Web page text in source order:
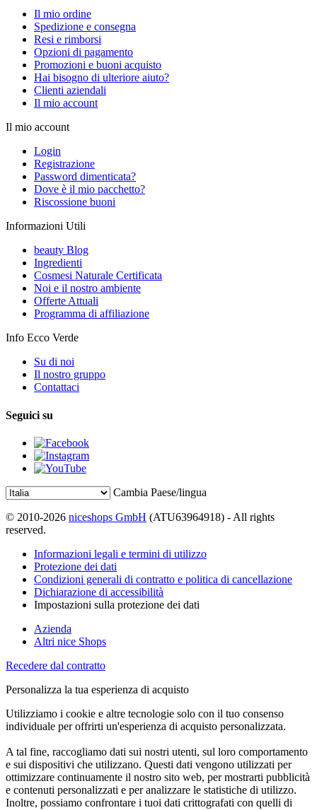
Il mio ordine
Spedizione e consegna
Resi e rimborsi
Opzioni di pagamento
Promozioni e buoni acquisto
Hai bisogno di ulteriore aiuto?
Clienti aziendali
Il mio account
Il mio account
Login
Registrazione
Password dimenticata?
Dove è il mio pacchetto?
Riscossione buoni
Informazioni Utili
beauty Blog
Ingredienti
Cosmesi Naturale Certificata
Noi e il nostro ambiente
Offerte Attuali
Programma di affiliazione
Info Ecco Verde
Su di noi
Il nostro gruppo
Contattaci
Seguici su
Cambia Paese/lingua
© 2010-2026 niceshops GmbH (ATU63964918) - All rights
reserved.
Informazioni legali e termini di utilizzo
Protezione dei dati
Condizioni generali di contratto e politica di cancellazione
Dichiarazione di accessibilità
Impostazioni sulla protezione dei dati
Azienda
Altri nice Shops
Recedere dal contratto
Personalizza la tua esperienza di acquisto
Utilizziamo i cookie e altre tecnologie solo con il tuo consenso
individuale per offrirti un'esperienza di acquisto personalizzata.
A tal fine, raccogliamo dati sui nostri utenti, sul loro comportamento
e sui dispositivi che utilizzano. Questi dati vengono utilizzati per
ottimizzare continuamente il nostro sito web, per mostrarti pubblicità
e contenuti personalizzati e per analizzare le statistiche di utilizzo.
Inoltre, possiamo confrontare i tuoi dati crittografati con quelli di